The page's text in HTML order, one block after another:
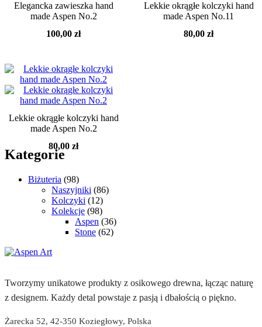
Elegancka zawieszka hand
made Aspen No.2
100,00 zł
Lekkie okrągłe kolczyki hand
made Aspen No.11
80,00 zł
Lekkie okrągłe kolczyki hand
made Aspen No.2
80,00 zł
Kategorie
Biżuteria (98)
Naszyjniki (86)
Kolczyki (12)
Kolekcje (98)
Aspen (36)
Stone (62)
Tworzymy unikatowe produkty z osikowego drewna, łącząc naturę
z designem. Każdy detal powstaje z pasją i dbałością o piękno.
Żarecka 52, 42-350 Koziegłowy, Polska